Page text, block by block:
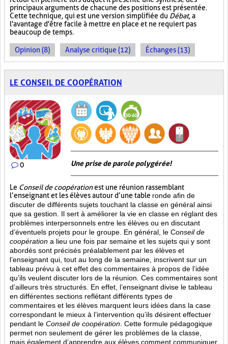
principaux arguments de chacune des positions est présentée.
Cette technique, qui est une version simplifiée du Débat, a
l'avantage d'être facile à mettre en place et ne requiert pas
beaucoup de temps.
Opinion (8) Analyse critique (12) Échanges (13)
LE CONSEIL DE COOPÉRATION
0 Une prise de parole polygérée!
Le Conseil de coopérationest une réunion rassemblant
l’enseignant et les élèves autour d’une table ronde afin de
discuter de différents sujets touchant la classe en général ainsi
que sa gestion. Il sert à améliorer la vie en classe en réglant des
problèmes interpersonnels entre les élèves ou en discutant
d’éventuels projets pour le groupe. En général, le Conseil de
coopération a lieu une fois par semaine et les sujets qui y sont
abordés sont précisés préalablement par les élèves et
l’enseignant qui, tout au long de la semaine, inscrivent sur un
tableau prévu à cet effet des commentaires à propos de l’idée
qu’ils veulent discuter lors de la réunion. Ces commentaires sont
d’ailleurs très structurés. En effet, l’enseignant divise le tableau
en différentes sections reflétant différents types de
commentaires et les élèves marquent leurs idées dans la case
correspondant le mieux à l’intervention qu’ils désirent effectuer
pendant le Conseil de coopération . Cette formule pédagogique
permet non seulement de gérer les problèmes de la classe,
mais également d’apprendre aux élèves comment communiquer